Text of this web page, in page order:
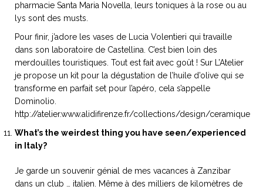
pharmacie Santa Maria Novella, leurs toniques à la rose ou au
lys sont des musts.
Pour finir, j’adore les vases de Lucia Volentieri qui travaille
dans son laboratoire de Castellina. C’est bien loin des
merdouilles touristiques. Tout est fait avec goût ! Sur L’Atelier
je propose un kit pour la dégustation de l’huile d’olive qui se
transforme en parfait set pour l’apéro, cela s’appelle
Dominolio.
http://atelier.www.alidifirenze.fr/collections/design/ceramique
What’s the weirdest thing you have seen/experienced
in Italy?
Je garde un souvenir génial de mes vacances à Zanzibar
dans un club … italien. Même à des milliers de kilomètres de